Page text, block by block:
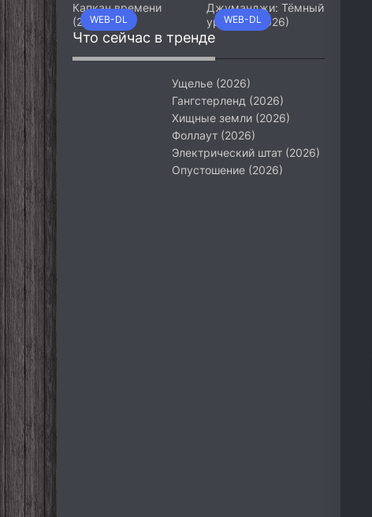
WEB-DL
Капкан времени
(2026)
WEB-DL
Джуманджи: Тёмный
уровень (2026)
Что сейчас в тренде
Ущелье (2026)
Гангстерленд (2026)
Хищные земли (2026)
Фоллаут (2026)
Электрический штат (2026)
Опустошение (2026)